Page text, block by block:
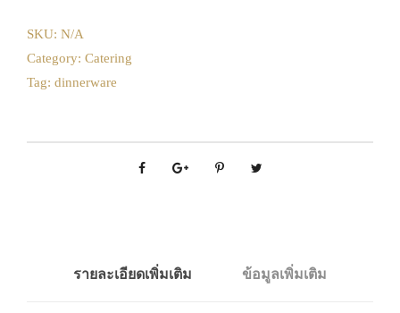
SKU: N/A
Category: Catering
Tag: dinnerware
รายละเอียดเพิ่มเติม ข้อมูลเพิ่มเติม